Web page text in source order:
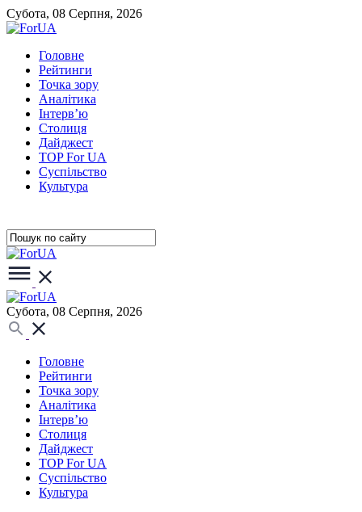
Субота, 08 Серпня, 2026
Головне
Рейтинги
Точка зору
Аналітика
Інтерв’ю
Столиця
Дайджест
TOP For UA
Суспiльство
Культура
Субота, 08 Серпня, 2026
Головне
Рейтинги
Точка зору
Аналітика
Інтерв’ю
Столиця
Дайджест
TOP For UA
Суспiльство
Культура